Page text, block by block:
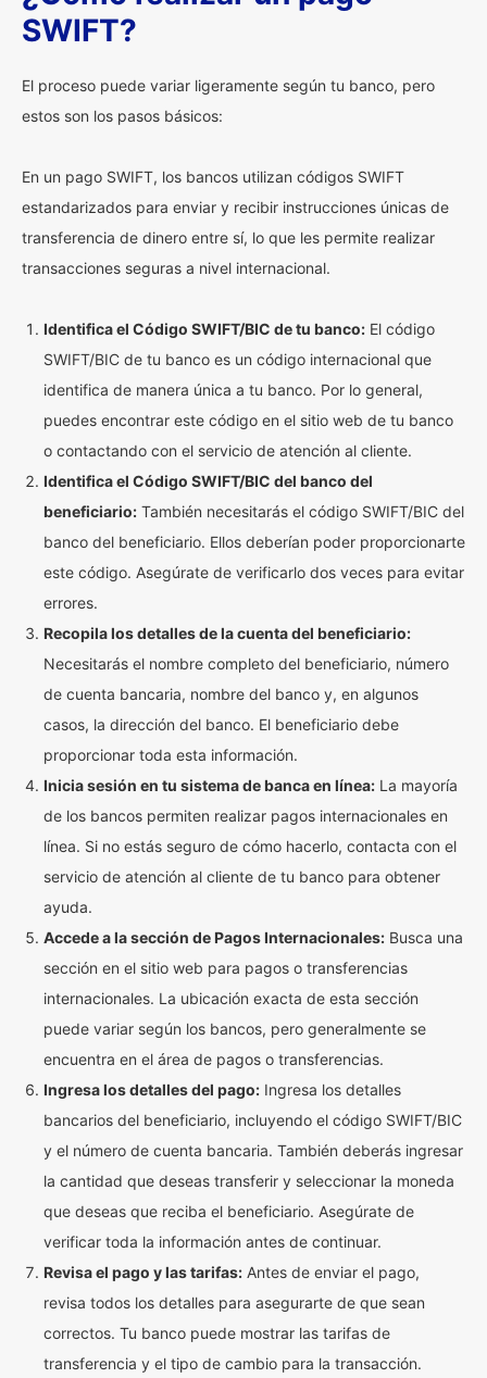
SWIFT?
El proceso puede variar ligeramente según tu banco, pero
estos son los pasos básicos:
En un pago SWIFT, los bancos utilizan códigos SWIFT
estandarizados para enviar y recibir instrucciones únicas de
transferencia de dinero entre sí, lo que les permite realizar
transacciones seguras a nivel internacional.
Identifica el Código SWIFT/BIC de tu banco: El código
SWIFT/BIC de tu banco es un código internacional que
identifica de manera única a tu banco. Por lo general,
puedes encontrar este código en el sitio web de tu banco
o contactando con el servicio de atención al cliente.
Identifica el Código SWIFT/BIC del banco del
beneficiario: También necesitarás el código SWIFT/BIC del
banco del beneficiario. Ellos deberían poder proporcionarte
este código. Asegúrate de verificarlo dos veces para evitar
errores.
Recopila los detalles de la cuenta del beneficiario:
Necesitarás el nombre completo del beneficiario, número
de cuenta bancaria, nombre del banco y, en algunos
casos, la dirección del banco. El beneficiario debe
proporcionar toda esta información.
Inicia sesión en tu sistema de banca en línea: La mayoría
de los bancos permiten realizar pagos internacionales en
línea. Si no estás seguro de cómo hacerlo, contacta con el
servicio de atención al cliente de tu banco para obtener
ayuda.
Accede a la sección de Pagos Internacionales: Busca una
sección en el sitio web para pagos o transferencias
internacionales. La ubicación exacta de esta sección
puede variar según los bancos, pero generalmente se
encuentra en el área de pagos o transferencias.
Ingresa los detalles del pago: Ingresa los detalles
bancarios del beneficiario, incluyendo el código SWIFT/BIC
y el número de cuenta bancaria. También deberás ingresar
la cantidad que deseas transferir y seleccionar la moneda
que deseas que reciba el beneficiario. Asegúrate de
verificar toda la información antes de continuar.
Revisa el pago y las tarifas: Antes de enviar el pago,
revisa todos los detalles para asegurarte de que sean
correctos. Tu banco puede mostrar las tarifas de
transferencia y el tipo de cambio para la transacción.